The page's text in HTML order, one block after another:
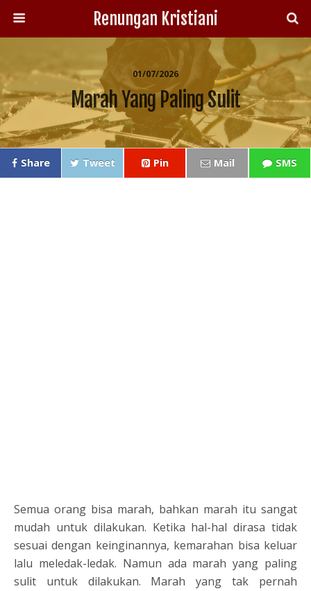
Renungan Kristiani
01/07/2026
Marah Yang Paling Sulit
Share Tweet Pin Mail SMS
Semua orang bisa marah, bahkan marah itu sangat
mudah untuk dilakukan. Ketika hal-hal dirasa tidak
sesuai dengan keinginannya, kemarahan bisa keluar
lalu meledak-ledak. Namun ada marah yang paling
sulit untuk dilakukan. Marah yang tak pernah